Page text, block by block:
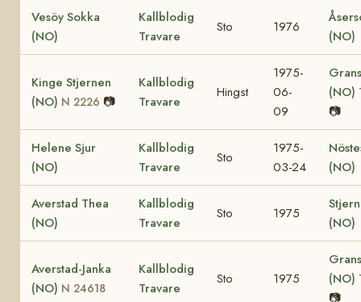
Vesöy Sokka
(NO)
Kallblodig
Travare
Sto 1976
(NO)
Kinge Stjernen
(NO) N 2226 📷
Kallblodig
Travare
Hingst
1975-
06-
09
(NO)
📷
Helene Sjur
(NO)
Kallblodig
Travare
Sto
1975-
03-24
(NO)
Averstad Thea
(NO)
Kallblodig
Travare
Sto 1975
(NO)
Averstad-Janka
(NO) N 24618
Kallblodig
Travare
Sto 1975
(NO)
📷